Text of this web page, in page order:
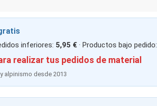
inferiores: 5,95 €· Productos bajo pedido:
realizar tus pedidos de material
alpinismo desde 2013